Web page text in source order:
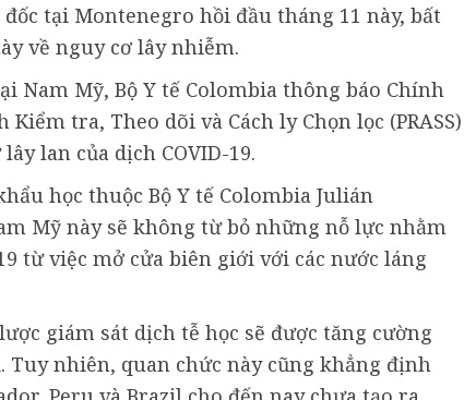
tại Montenegro hồi đầu tháng 11 này, bất
về nguy cơ lây nhiễm.
Nam Mỹ, Bộ Y tế Colombia thông báo Chính
tra, Theo dõi và Cách ly Chọn lọc (PRASS)
lan của dịch COVID-19.
học thuộc Bộ Y tế Colombia Julián
Mỹ này sẽ không từ bỏ những nỗ lực nhằm
từ việc mở cửa biên giới với các nước láng
giám sát dịch tễ học sẽ được tăng cường
nhiên, quan chức này cũng khẳng định